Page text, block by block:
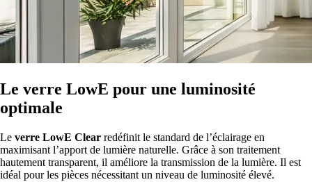
Le verre LowE pour une luminosité
optimale
Le verre LowE Clear redéfinit le standard de l’éclairage en
maximisant l’apport de lumière naturelle. Grâce à son traitement
hautement transparent, il améliore la transmission de la lumière. Il est
idéal pour les pièces nécessitant un niveau de luminosité élevé.